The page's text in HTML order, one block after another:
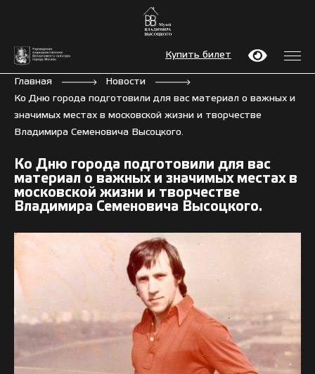
Купить билет
Главная
Новости
Ко Дню города подготовили для вас материал о важных и
значимых местах в московской жизни и творчестве
Владимира Семеновича Высоцкого.
Ко Дню города подготовили для вас
материал о важных и значимых местах в
московской жизни и творчестве
Владимира Семеновича Высоцкого.